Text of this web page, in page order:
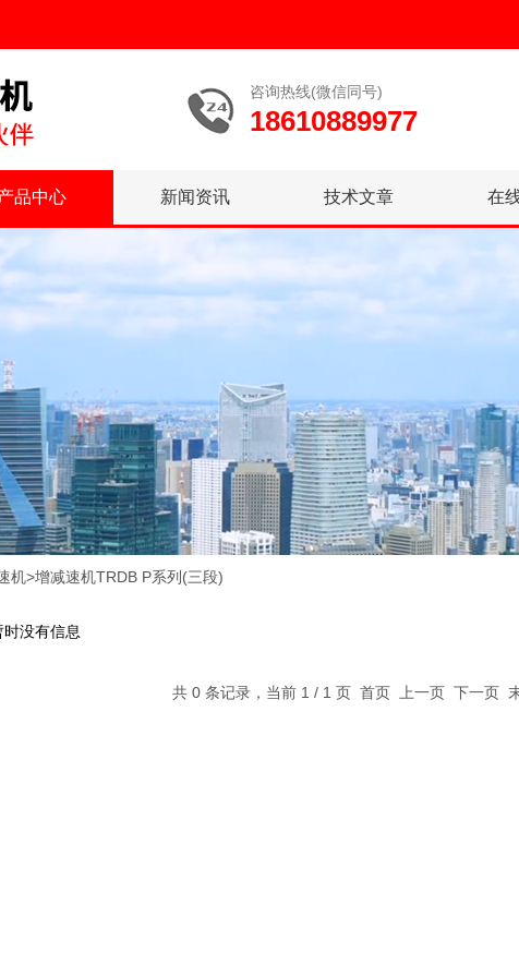
咨询热线(微信同号)
18610889977
品中心 新闻资讯 技术文章 在
机>增减速机TRDB P系列(三段)
时没有信息
共 0 条记录，当前 1 / 1 页 首页 上一页 下一页